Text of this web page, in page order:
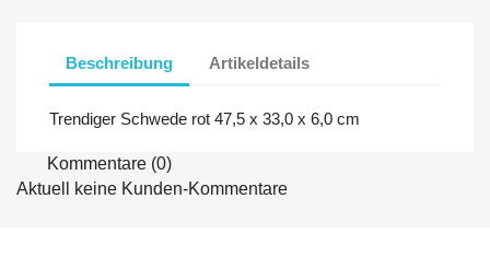
Beschreibung Artikeldetails
Trendiger Schwede rot 47,5 x 33,0 x 6,0 cm
Kommentare (0)
Aktuell keine Kunden-Kommentare